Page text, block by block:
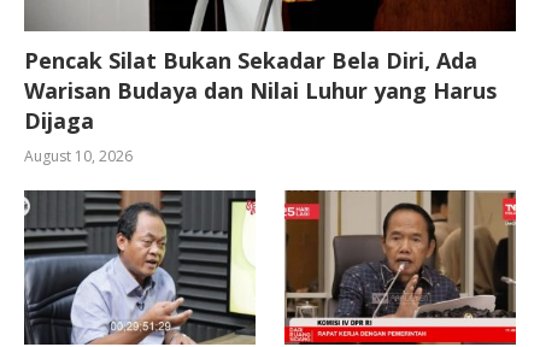
Pencak Silat Bukan Sekadar Bela Diri, Ada
Warisan Budaya dan Nilai Luhur yang Harus
Dijaga
August 10, 2026